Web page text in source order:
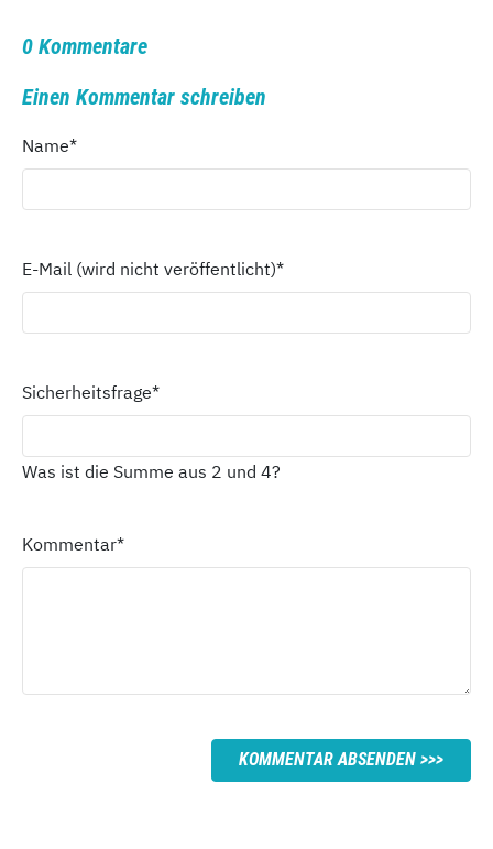
0 Kommentare
Einen Kommentar schreiben
Name*
E-Mail (wird nicht veröffentlicht)*
Sicherheitsfrage*
Was ist die Summe aus 2 und 4?
Kommentar*
KOMMENTAR ABSENDEN